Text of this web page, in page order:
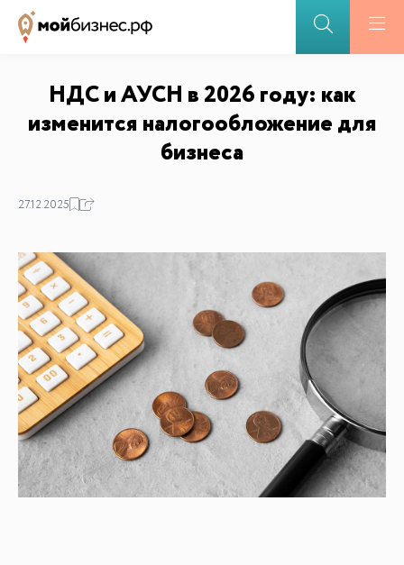
БАЗА ЗНАНИЙ
Видеоуроки и курсы
Вдохновиться
НДС и АУСН в 2026 году: как
изменится налогообложение для
бизнеса
27.12.2025